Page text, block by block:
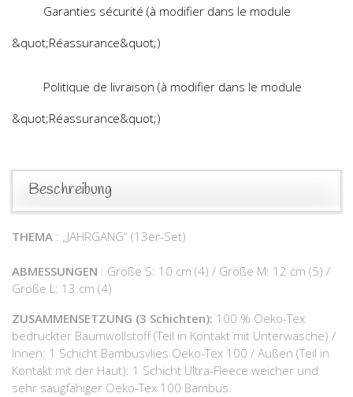
Garanties sécurité (à modifier dans le module
&quot;Réassurance&quot;)
Politique de livraison (à modifier dans le module
&quot;Réassurance&quot;)
Beschreibung
THEMA : „JAHRGANG“ (13er-Set)
ABMESSUNGEN : Größe S: 10 cm (4) / Größe M: 12 cm (5) /
Größe L: 13 cm (4)
ZUSAMMENSETZUNG (3 Schichten): 100 % Oeko-Tex
bedruckter Baumwollstoff (Teil in Kontakt mit Unterwäsche) /
Innen: 1 Schicht Bambusvlies Oeko-Tex 100 / Außen (Teil in
Kontakt mit der Haut): 1 Schicht Ultra-Fleece weicher und
sehr saugfähiger Oeko-Tex 100 Bambus.